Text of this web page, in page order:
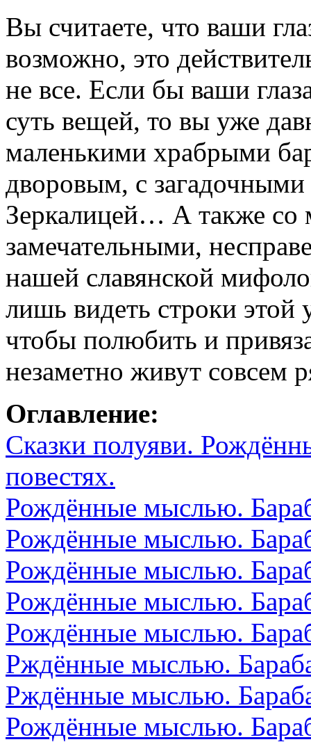
Вы считаете, что ваши
возможно, это
не все. Если бы ваши
суть вещей, то вы уже
маленькими храбрыми
дворовым, с
Зеркалицей… А также со
замечательными,
нашей славянской
лишь видеть строки этой
чтобы полюбить и
незаметно живут совсем
Оглавление:
Сказки полуяви.
повестях.
Рождённые мыслью.
Рождённые мыслью.
Рождённые мыслью.
Рождённые мыслью.
Рождённые мыслью.
Рждённые мыслью.
Рждённые мыслью.
Рождённые мыслью.